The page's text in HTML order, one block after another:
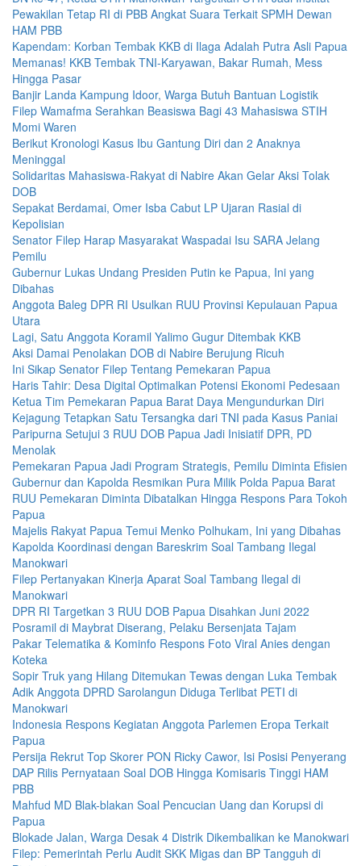
Pewakilan Tetap RI di PBB Angkat Suara Terkait SPMH Dewan
HAM PBB
Kapendam: Korban Tembak KKB di Ilaga Adalah Putra Asli Papua
Memanas! KKB Tembak TNI-Karyawan, Bakar Rumah, Mess
Hingga Pasar
Banjir Landa Kampung Idoor, Warga Butuh Bantuan Logistik
Filep Wamafma Serahkan Beasiswa Bagi 43 Mahasiswa STIH
Momi Waren
Berikut Kronologi Kasus Ibu Gantung Diri dan 2 Anaknya
Meninggal
Solidaritas Mahasiswa-Rakyat di Nabire Akan Gelar Aksi Tolak
DOB
Sepakat Berdamai, Omer Isba Cabut LP Ujaran Rasial di
Kepolisian
Senator Filep Harap Masyarakat Waspadai Isu SARA Jelang
Pemilu
Gubernur Lukas Undang Presiden Putin ke Papua, Ini yang
Dibahas
Anggota Baleg DPR RI Usulkan RUU Provinsi Kepulauan Papua
Utara
Lagi, Satu Anggota Koramil Yalimo Gugur Ditembak KKB
Aksi Damai Penolakan DOB di Nabire Berujung Ricuh
Ini Sikap Senator Filep Tentang Pemekaran Papua
Haris Tahir: Desa Digital Optimalkan Potensi Ekonomi Pedesaan
Ketua Tim Pemekaran Papua Barat Daya Mengundurkan Diri
Kejagung Tetapkan Satu Tersangka dari TNI pada Kasus Paniai
Paripurna Setujui 3 RUU DOB Papua Jadi Inisiatif DPR, PD
Menolak
Pemekaran Papua Jadi Program Strategis, Pemilu Diminta Efisien
Gubernur dan Kapolda Resmikan Pura Milik Polda Papua Barat
RUU Pemekaran Diminta Dibatalkan Hingga Respons Para Tokoh
Papua
Majelis Rakyat Papua Temui Menko Polhukam, Ini yang Dibahas
Kapolda Koordinasi dengan Bareskrim Soal Tambang Ilegal
Manokwari
Filep Pertanyakan Kinerja Aparat Soal Tambang Ilegal di
Manokwari
DPR RI Targetkan 3 RUU DOB Papua Disahkan Juni 2022
Posramil di Maybrat Diserang, Pelaku Bersenjata Tajam
Pakar Telematika & Kominfo Respons Foto Viral Anies dengan
Koteka
Sopir Truk yang Hilang Ditemukan Tewas dengan Luka Tembak
Adik Anggota DPRD Sarolangun Diduga Terlibat PETI di
Manokwari
Indonesia Respons Kegiatan Anggota Parlemen Eropa Terkait
Papua
Persija Rekrut Top Skorer PON Ricky Cawor, Isi Posisi Penyerang
DAP Rilis Pernyataan Soal DOB Hingga Komisaris Tinggi HAM
PBB
Mahfud MD Blak-blakan Soal Pencucian Uang dan Korupsi di
Papua
Blokade Jalan, Warga Desak 4 Distrik Dikembalikan ke Manokwari
Filep: Pemerintah Perlu Audit SKK Migas dan BP Tangguh di